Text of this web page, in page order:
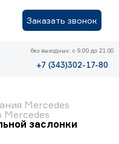
Заказать звонок
без выходных: с 9.00 до 21.00
+7 (343)302-17-80
Mercedes
Mercedes
заслонки